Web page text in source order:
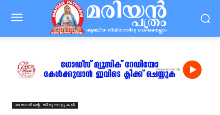
⁠മാതാവിന്റെ തിരുനാളുകൾ